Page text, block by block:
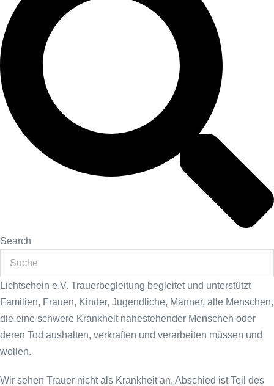
Search
Lichtschein e.V. Trauerbegleitung begleitet und unterstützt
Familien, Frauen, Kinder, Jugendliche, Männer, alle Menschen,
die eine schwere Krankheit nahestehender Menschen oder
deren Tod aushalten, verkraften und verarbeiten müssen und
wollen.
Wir sehen Trauer nicht als Krankheit an. Abschied ist Teil des